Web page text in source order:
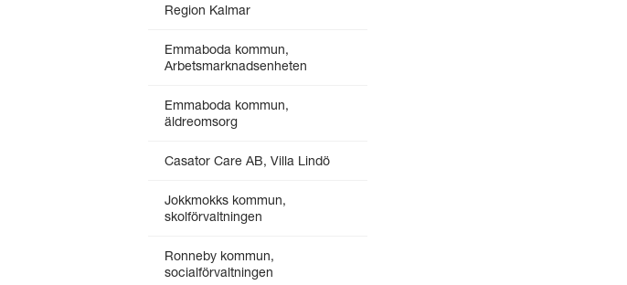
Region Kalmar
Emmaboda kommun,
Arbetsmarknadsenheten
Emmaboda kommun,
äldreomsorg
Casator Care AB, Villa Lindö
Jokkmokks kommun,
skolförvaltningen
Ronneby kommun,
socialförvaltningen